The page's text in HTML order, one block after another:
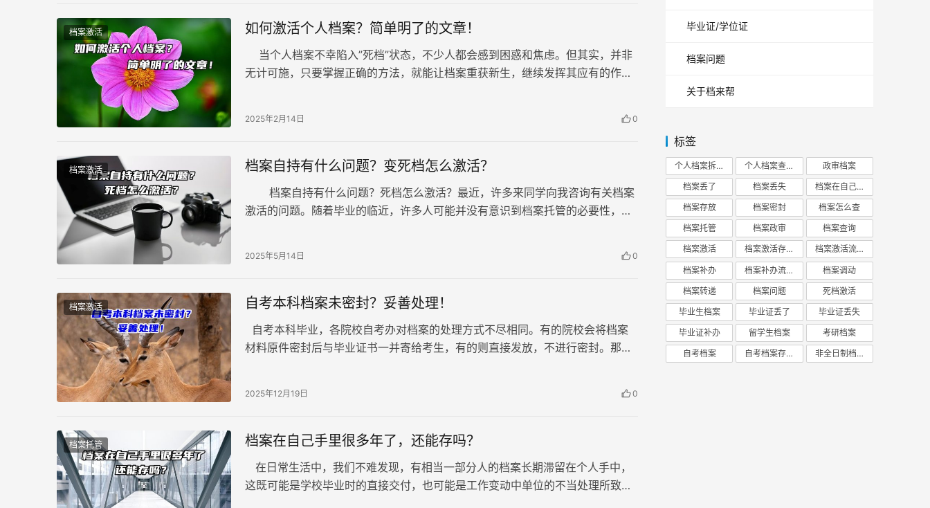
档案激活 如何激活个人档案？简单明了的文章！
当个人档案不幸陷入”死档”状态，不少人都会感到困惑和焦虑。但其实，并非
无计可施，只要掌握正确的方法，就能让档案重获新生，继续发挥其应有的作
2025年2月14日 0
档案激活 档案自持有什么问题？变死档怎么激活？
档案自持有什么问题？死档怎么激活？最近，许多来同学向我咨询有关档案
激活的问题。随着毕业的临近，许多人可能并没有意识到档案托管的必要性，而
2025年5月14日 0
档案激活 自考本科档案未密封？妥善处理！
自考本科毕业，各院校自考办对档案的处理方式不尽相同。有的院校会将档案
材料原件密封后与毕业证书一并寄给考生，有的则直接发放，不进行密封。那
2025年12月19日 0
档案托管 档案在自己手里很多年了，还能存吗？
在日常生活中，我们不难发现，有相当一部分人的档案长期滞留在个人手中，
这既可能是学校毕业时的直接交付，也可能是工作变动中单位的不当处理所致。
毕业证/学位证
档案问题
关于档来帮
标签
个人档案拆开 个人档案查询 政审档案
档案丢了 档案丢失 档案在自己手里
档案存放 档案密封 档案怎么查
档案托管 档案政审 档案查询
档案激活 档案激活存放 档案激活流程
档案补办 档案补办流程 档案调动
档案转递 档案问题 死档激活
毕业生档案 毕业证丢了 毕业证丢失
毕业证补办 留学生档案 考研档案
自考档案 自考档案存放 非全日制档案